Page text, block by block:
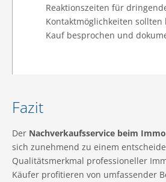
Reaktionszeiten für
Kontaktmöglichkeiten sollten
Kauf besprochen und
Fazit
Der Nachverkaufsservice beim
sich zunehmend zu einem
Qualitätsmerkmal professioneller
Käufer profitieren von umfassender